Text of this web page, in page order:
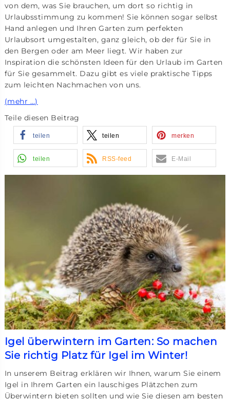
von dem, was Sie brauchen, um dort so richtig in
Urlaubsstimmung zu kommen! Sie können sogar selbst
Hand anlegen und Ihren Garten zum perfekten
Urlaubsort umgestalten, ganz gleich, ob der für Sie in
den Bergen oder am Meer liegt. Wir haben zur
Inspiration die schönsten Ideen für den Urlaub im Garten
für Sie gesammelt. Dazu gibt es viele praktische Tipps
zum leichten Nachmachen von uns.
(mehr …)
Teile diesen Beitrag
teilen teilen merken
teilen RSS-feed E-Mail
Igel überwintern im Garten: So machen
Sie richtig Platz für Igel im Winter!
In unserem Beitrag erklären wir Ihnen, warum Sie einem
Igel in Ihrem Garten ein lauschiges Plätzchen zum
Überwintern bieten sollten und wie Sie diesen am besten